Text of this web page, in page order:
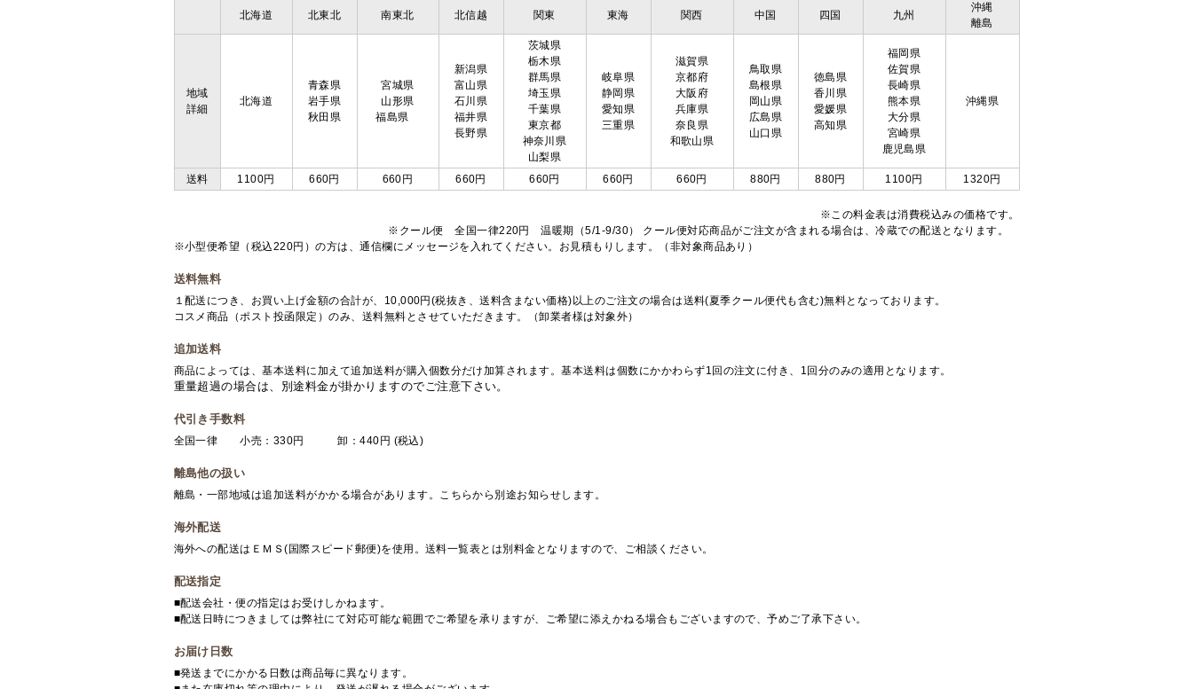
北海道 北東北 南東北 北信越 関東 東海 関西 中国 四国 九州
沖縄
離島
地域
詳細
北海道
青森県
岩手県
秋田県
宮城県
山形県
福島県
新潟県
富山県
石川県
福井県
長野県
茨城県
栃木県
群馬県
埼玉県
千葉県
東京都
神奈川県
山梨県
岐阜県
静岡県
愛知県
三重県
滋賀県
京都府
大阪府
兵庫県
奈良県
和歌山県
鳥取県
島根県
岡山県
広島県
山口県
徳島県
香川県
愛媛県
高知県
福岡県
佐賀県
長崎県
熊本県
大分県
宮崎県
鹿児島県
沖縄県
送料 1100円 660円 660円 660円 660円 660円 660円 880円 880円 1100円 1320円
※この料金表は消費税込みの価格です。
※クール便 全国一律220円 温暖期（5/1-9/30） クール便対応商品がご注文が含まれる場合は、冷蔵での配送となります。
※小型便希望（税込220円）の方は、通信欄にメッセージを入れてください。お見積もりします。（非対象商品あり）
送料無料
１配送につき、お買い上げ金額の合計が、10,000円(税抜き、送料含まない価格)以上のご注文の場合は送料(夏季クール便代も含む)無料となっております。
コスメ商品（ポスト投函限定）のみ、送料無料とさせていただきます。（卸業者様は対象外）
追加送料
商品によっては、基本送料に加えて追加送料が購入個数分だけ加算されます。基本送料は個数にかかわらず1回の注文に付き、1回分のみの適用となります。
重量超過の場合は、別途料金が掛かりますのでご注意下さい。
代引き手数料
全国一律 小売：330円 卸：440円 (税込)
離島他の扱い
離島・一部地域は追加送料がかかる場合があります。こちらから別途お知らせします。
海外配送
海外への配送はＥＭＳ(国際スピード郵便)を使用。送料一覧表とは別料金となりますので、ご相談ください。
配送指定
■配送会社・便の指定はお受けしかねます。
■配送日時につきましては弊社にて対応可能な範囲でご希望を承りますが、ご希望に添えかねる場合もございますので、予めご了承下さい。
お届け日数
■発送までにかかる日数は商品毎に異なります。